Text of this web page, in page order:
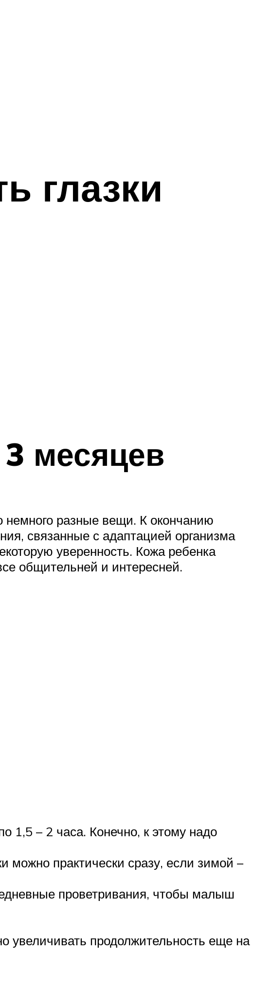
глазки
месяцев
немного разные вещи. К окончанию
связанные с адаптацией организма
уверенность. Кожа ребенка
общительней и интересней.
1,5 – 2 часа. Конечно, к этому надо
можно практически сразу, если зимой –
проветривания, чтобы малыш
увеличивать продолжительность еще на